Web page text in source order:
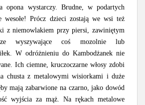
opona wystarczy. Brudne, w podartych
wesołe! Prócz dzieci zostają we wsi też
z niemowlakiem przy piersi, zawiniętym
wyszywające coś mozolnie lub
W odróżnieniu do Kambodżanek nie
Ich ciemne, kruczoczarne włosy zdobi
chusta z metalowymi wisiorkami i duże
mają zabarwione na czarno, jako dowód
wyjścia za mąż. Na rękach metalowe